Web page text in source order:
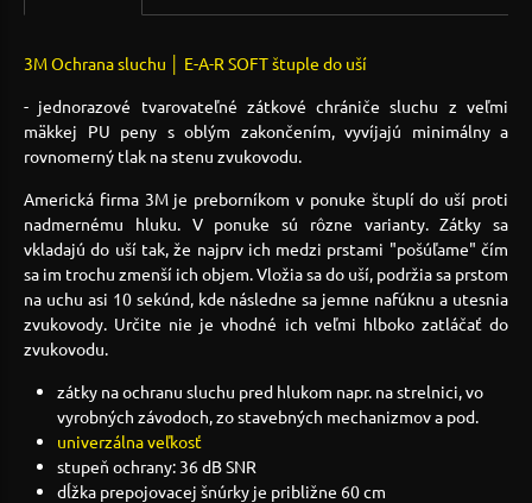
3M Ochrana sluchu │ E-A-R SOFT štuple do uší
- jednorazové tvarovateľné zátkové chrániče sluchu z veľmi
mäkkej PU peny s oblým zakončením, vyvíjajú minimálny a
rovnomerný tlak na stenu zvukovodu.
Americká firma 3M je preborníkom v ponuke štuplí do uší proti
nadmernému hluku. V ponuke sú rôzne varianty. Zátky sa
vkladajú do uší tak, že najprv ich medzi prstami "pošúľame" čím
sa im trochu zmenší ich objem. Vložia sa do uší, podržia sa prstom
na uchu asi 10 sekúnd, kde následne sa jemne nafúknu a utesnia
zvukovody. Určite nie je vhodné ich veľmi hlboko zatláčať do
zvukovodu.
zátky na ochranu sluchu pred hlukom napr. na strelnici, vo
vyrobných závodoch, zo stavebných mechanizmov a pod.
univerzálna veľkosť
stupeň ochrany: 36 dB SNR
dĺžka prepojovacej šnúrky je približne 60 cm